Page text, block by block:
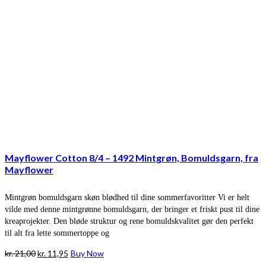
Mayflower Cotton 8/4 – 1492 Mintgrøn, Bomuldsgarn, fra
Mayflower
Mintgrøn bomuldsgarn skøn blødhed til dine sommerfavoritter Vi er helt
vilde med denne mintgrønne bomuldsgarn, der bringer et friskt pust til dine
kreaprojekter. Den bløde struktur og rene bomuldskvalitet gør den perfekt
til alt fra lette sommertoppe og
kr.21,00Den
kr. 11,95 Den
Buy Now